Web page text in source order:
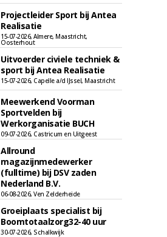
Projectleider Sport bij Antea
Realisatie
15-07-2026, Almere, Maastricht,
Oosterhout
Uitvoerder civiele techniek &
sport bij Antea Realisatie
15-07-2026, Capelle a/d IJssel, Maastricht
Meewerkend Voorman
Sportvelden bij
Werkorganisatie BUCH
09-07-2026, Castricum en Uitgeest
Allround
magazijnmedewerker
(fulltime) bij DSV zaden
Nederland B.V.
06-08-2026, Ven Zelderheide
Groeiplaats specialist bij
Boomtotaalzorg32-40 uur
30-07-2026, Schalkwijk